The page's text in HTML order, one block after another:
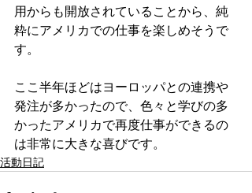
用からも開放されていることから、純
粋にアメリカでの仕事を楽しめそうで
す。
ここ半年ほどはヨーロッパとの連携や
発注が多かったので、色々と学びの多
かったアメリカで再度仕事ができるの
は非常に大きな喜びです。
活動日記